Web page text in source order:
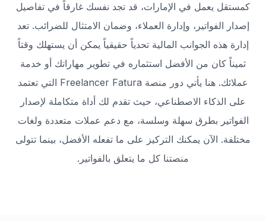
كمستقل يعمل في الإمارات، قد تجد نفسك غارقاً في تفاصيل
إصدار الفواتير، وإدارة العملاء، وضمان الامتثال للضرائب. تعد
إدارة هذه الجوانب المالية تحدياً حقيقياً يمكن أن يستهلك وقتاً
ثميناً كان من الأفضل استثماره في تطوير مهاراتك أو خدمة
عملائك. هنا يأتي دور منصة Freelancer Fatura التي تعتمد
على الذكاء الاصطناعي، حيث تقدم لك أداة متكاملة لإصدار
الفواتير بطرق سهلة وسلسة، مع دعم عملات متعددة ولغات
مختلفة. الآن يمكنك التركيز على ما تفعله الأفضل، بينما تتولى
منصتنا كل ما يتعلق بالفواتير.